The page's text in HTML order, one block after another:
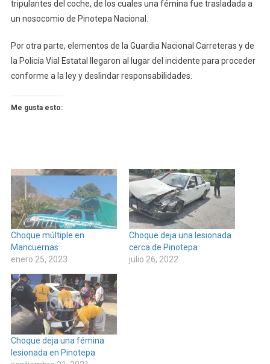
tripulantes del coche, de los cuales una fémina fue trasladada a
un nosocomio de Pinotepa Nacional.
Por otra parte, elementos de la Guardia Nacional Carreteras y de
la Policía Vial Estatal llegaron al lugar del incidente para proceder
conforme a la ley y deslindar responsabilidades.
Me gusta esto:
Choque múltiple en
Mancuernas
enero 25, 2023
Choque deja una lesionada
cerca de Pinotepa
julio 26, 2022
Choque deja una fémina
lesionada en Pinotepa